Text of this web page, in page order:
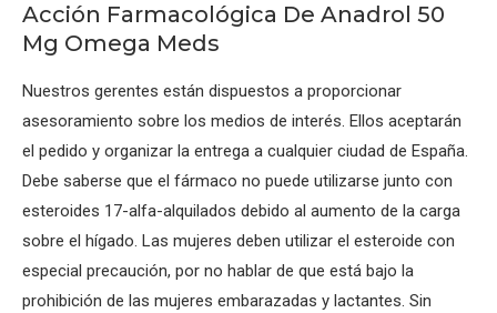
Acción Farmacológica De Anadrol 50
Mg Omega Meds
Nuestros gerentes están dispuestos a proporcionar
asesoramiento sobre los medios de interés. Ellos aceptarán
el pedido y organizar la entrega a cualquier ciudad de España.
Debe saberse que el fármaco no puede utilizarse junto con
esteroides 17-alfa-alquilados debido al aumento de la carga
sobre el hígado. Las mujeres deben utilizar el esteroide con
especial precaución, por no hablar de que está bajo la
prohibición de las mujeres embarazadas y lactantes. Sin